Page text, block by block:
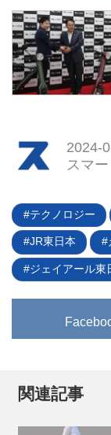
2024-
スマ
テクノロジー
JR東日本
ジェイアール東
関連記事